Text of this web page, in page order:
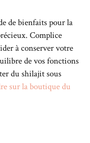
de bienfaits pour la
Complice
à conserver votre
de vos fonctions
du shilajit sous
sur la boutique du